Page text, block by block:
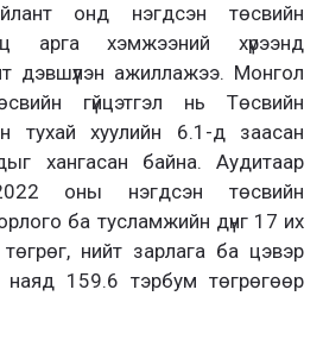
онд нэгдсэн төсвийн
арга хэмжээний хүрээнд
дэвшүүлэн ажиллажээ. Монгол
гүйцэтгэл нь Төсвийн
тухай хуулийн 6.1-д заасан
хангасан байна. Аудитаар
оны нэгдсэн төсвийн
ба тусламжийн дүнг 17 их
нийт зарлага ба цэвэр
наяд 159.6 тэрбум төгрөгөөр